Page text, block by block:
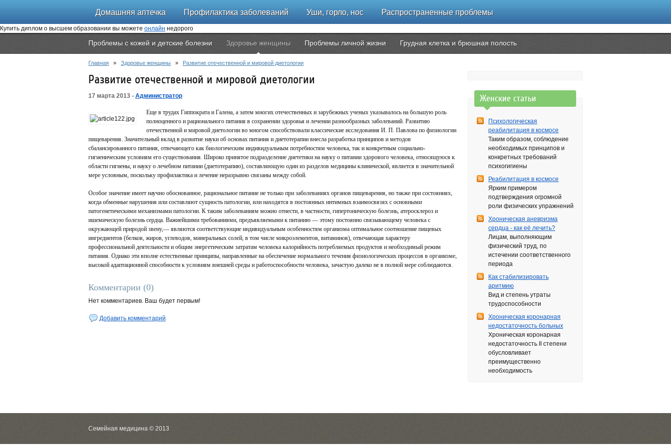
Домашняя аптечка Профилактика заболеваний Уши, горло, нос Распространенные проблемы
Купить диплом о высшем образовании вы можете онлайн недорого
Проблемы с кожей и детские болезни Здоровье женщины Проблемы личной жизни Грудная клетка и брюшная полость
Главная » Здоровье женщины » Развитие отечественной и мировой диетологии
Развитие отечественной и мировой диетологии
17 марта 2013 - Администратор
Еще в трудах Гиппократа и Галена, а затем многих отечественных и зарубежных ученых указывалось на большую роль
полноценного и рационального питания в сохранении здоровья и лечении разнообразных заболеваний. Развитию
отечественной и мировой диетологии во многом способствовали классические исследования И. П. Павлова по физиологии
пищеварения. Значительный вклад в развитие науки об основах питания и диетотерапии внесла разработка принципов и методов
сбалансированного питания, отвечающего как биологическим индивидуальным потребностям человека, так и конкретным социально-
гигиеническим условиям его существования. Широко принятое подразделение диететики на науку о питании здорового человека, относящуюся к
области гигиены, и науку о лечебном питании (диетотерапию), составляющую один из разделов медицины клинической, является в значительной
мере условным, поскольку профилактика и лечение неразрывно связаны между собой.
Особое значение имеет научно обоснованное, рациональное питание не только при заболеваниях органов пищеварения, но также при состояниях,
когда обменные нарушения или составляют сущность патологии, или находятся в постоянных интимных взаимосвязях с основными
патогенетическими механизмами патологии. К таким заболеваниям можно отнести, в частности, гипертоническую болезнь, атеросклероз и
ишемическую болезнь сердца. Важнейшими требованиями, предъявляемыми к питанию — этому постоянно связывающему человека с
окружающей природой звену,— являются соответствующие индивидуальным особенностям организма оптимальное соотношение пищевых
ингредиентов (белков, жиров, углеводов, минеральных солей, в том числе микроэлементов, витаминов), отвечающая характеру
профессиональной деятельности и общим энергетическим затратам человека калорийность потребляемых продуктов и необходимый режим
питания. Однако эти вполне естественные принципы, направленные на обеспечение нормального течения физиологических процессов в организме,
высокой адаптационной способности к условиям внешней среды и работоспособности человека, зачастую далеко не в полной мере соблюдаются.
Комментарии (0)
Нет комментариев. Ваш будет первым!
Добавить комментарий
Женские статьи
Психологическая
реабилитация в космосе
Таким образом, соблюдение
необходимых принципов и
конкретных требований
психогигиены
Реабилитация в космосе
Ярким примером
подтверждения огромной
роли физических упражнений
Хроническая аневризма
сердца - как её лечить?
Лицам, выполняющим
физический труд, по
истечении соответственного
периода
Как стабилизировать
аритмию
Вид и степень утраты
трудоспособности
Хроническая коронарная
недостаточность больных
Хроническая коронарная
недостаточность II степени
обусловливает
преимущественно
необходимость
Семейная медицина © 2013